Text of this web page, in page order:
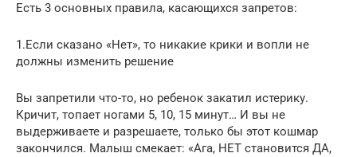
Есть 3 основных правила, касающихся запретов:
1.Если сказано «Нет», то никакие крики и вопли не
должны изменить решение
Вы запретили что-то, но ребенок закатил истерику.
Кричит, топает ногами 5, 10, 15 минут… И вы не
выдерживаете и разрешаете, только бы этот кошмар
закончился. Малыш смекает: «Ага, НЕТ становится ДА,